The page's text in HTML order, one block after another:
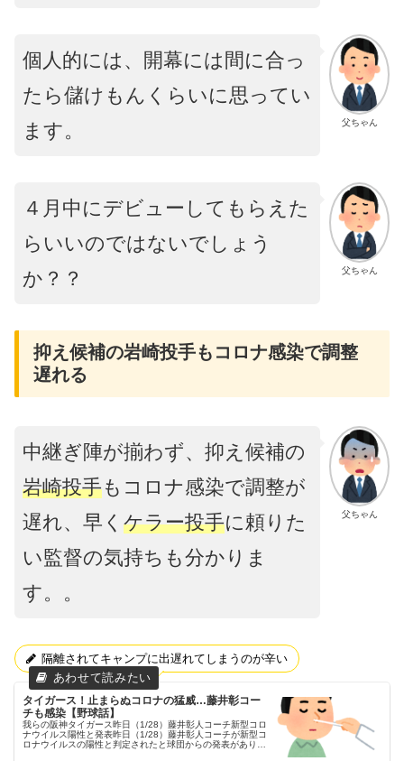
父ちゃん
個人的には、開幕には間に合っ
たら儲けもんくらいに思ってい
ます。
父ちゃん
４月中にデビューしてもらえた
らいいのではないでしょう
か？？
抑え候補の岩崎投手もコロナ感染で調整
遅れる
父ちゃん
中継ぎ陣が揃わず、抑え候補の
岩崎投手もコロナ感染で調整が
遅れ、早く ケラー投手に頼りた
い監督の気持ちも分かりま
す。。
隔離されてキャンプに出遅れてしまうのが辛い
タイガース！止まらぬコロナの猛威…藤井彰コー
チも感染【野球話】
我らの阪神タイガース昨日（1/28）藤井彰人コーチ新型コロ
ナウイルス陽性と発表昨日（1/28）藤井彰人コーチが新型コ
ロナウイルスの陽性と判定されたと球団からの発表がありま